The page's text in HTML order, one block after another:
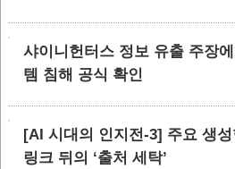
샤이니헌터스 정보 유출 주장
템 침해 공식 확인
[AI 시대의 인지전-3] 주요 생
링크 뒤의 ‘출처 세탁’